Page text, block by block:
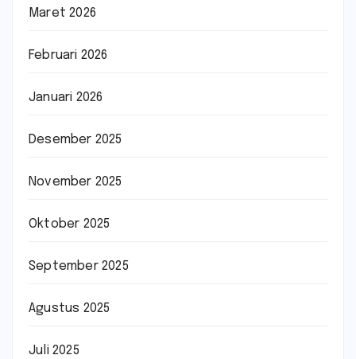
Maret 2026
Februari 2026
Januari 2026
Desember 2025
November 2025
Oktober 2025
September 2025
Agustus 2025
Juli 2025